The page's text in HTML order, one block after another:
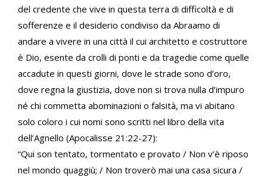
del credente che vive in questa terra di difficoltà e di
sofferenze e il desiderio condiviso da Abraamo di
andare a vivere in una città il cui architetto e costruttore
è Dio, esente da crolli di ponti e da tragedie come quelle
accadute in questi giorni, dove le strade sono d’oro,
dove regna la giustizia, dove non si trova nulla d’impuro
né chi commetta abominazioni o falsità, ma vi abitano
solo coloro i cui nomi sono scritti nel libro della vita
dell’Agnello (Apocalisse 21:22-27):
“Qui son tentato, tormentato e provato / Non v’è riposo
nel mondo quaggiù; / Non troverò mai una casa sicura /